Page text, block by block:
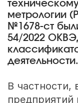
метрологии
№1678-ст
54/2022
деятельности.
В частности,